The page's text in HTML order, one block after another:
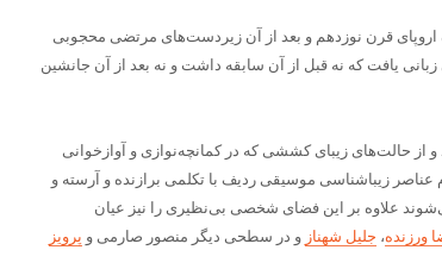
اروپای قرن نوزدهم و بعد از آن زیردست‌های مرتضی محجوبی
یافت که نه قبل از آن سابقه داشت و نه بعد از آن جانشین
و از حالت‌های زیبای کششی که در کمانچه‌نوازی و آوازخوانی
عناصر زیباشناسی موسیقی ردیف با تکلمی برازنده و آرسته و
علاوه بر این فضای شخصی بی‌نظیری را نیز عیان
ورزنده، جلیل شهناز و در سطحی دیگر منصور صارمی و پرویز